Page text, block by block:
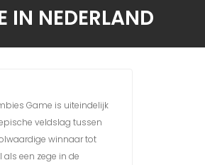
IN NEDERLAND
Game is uiteindelijk
veldslag tussen
winnaar tot
een zege in de